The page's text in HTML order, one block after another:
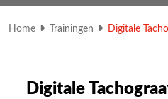
Home Trainingen Digitale
Digitale